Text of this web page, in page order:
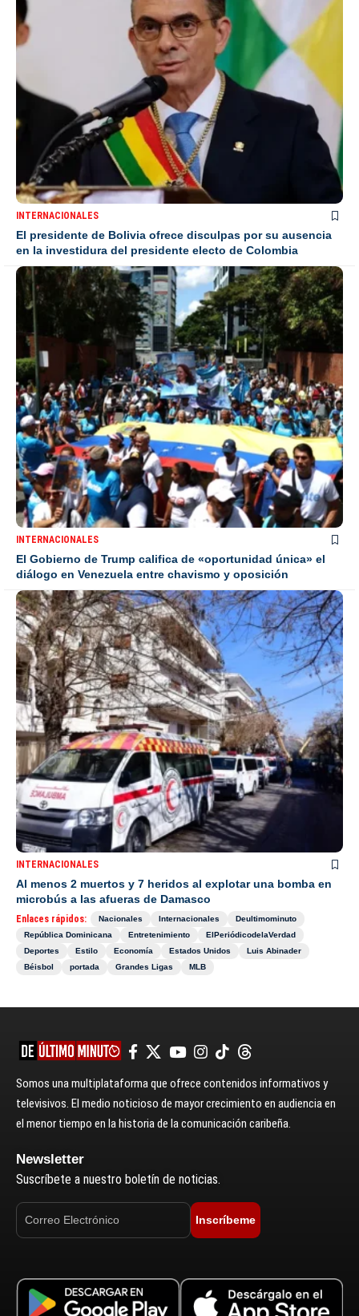
INTERNACIONALES
El presidente de Bolivia ofrece disculpas por su ausencia
en la investidura del presidente electo de Colombia
INTERNACIONALES
El Gobierno de Trump califica de «oportunidad única» el
diálogo en Venezuela entre chavismo y oposición
INTERNACIONALES
Al menos 2 muertos y 7 heridos al explotar una bomba en
microbús a las afueras de Damasco
Enlaces rápidos: Nacionales Internacionales
Deultimominuto
República Dominicana
Entretenimiento
ElPeriódicodelaVerdad
Deportes
Estilo Economía Estados Unidos
Luis Abinader
Béisbol
portada Grandes Ligas MLB
Somos una multiplataforma que ofrece contenidos informativos y
televisivos. El medio noticioso de mayor crecimiento en audiencia en
el menor tiempo en la historia de la comunicación caribeña.
Newsletter
Suscríbete a nuestro boletín de noticias.
Inscríbeme